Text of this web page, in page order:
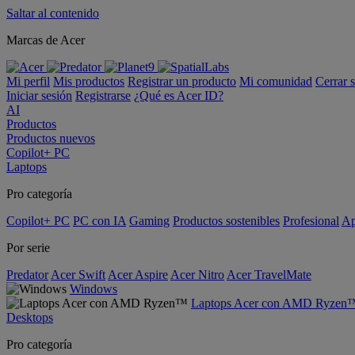
Saltar al contenido
Marcas de Acer
Mi perfil Mis productos Registrar un producto Mi comunidad Cerrar
Iniciar sesión Registrarse ¿Qué es Acer ID?
AI
Productos
Productos nuevos
Copilot+ PC
Laptops
Pro categoría
Copilot+ PC PC con IA Gaming Productos sostenibles Profesional
Por serie
Predator Acer Swift Acer Aspire Acer Nitro Acer TravelMate
Windows
Laptops Acer con AMD
Desktops
Pro categoría